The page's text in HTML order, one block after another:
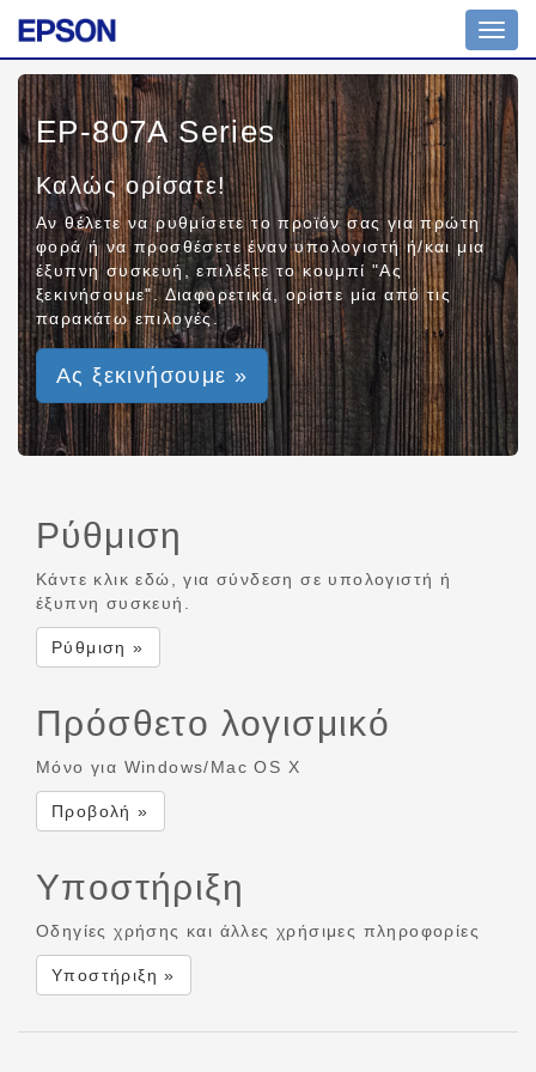
EP-807A Series
Καλώς ορίσατε!
Αν θέλετε να ρυθμίσετε το προϊόν σας για πρώτη
φορά ή να προσθέσετε έναν υπολογιστή ή/και μια
έξυπνη συσκευή, επιλέξτε το κουμπί "Ας
ξεκινήσουμε". Διαφορετικά, ορίστε μία από τις
παρακάτω επιλογές.
Ας ξεκινήσουμε »
Ρύθμιση
Κάντε κλικ εδώ, για σύνδεση σε υπολογιστή ή
έξυπνη συσκευή.
Ρύθμιση »
Πρόσθετο λογισμικό
Μόνο για Windows/Mac OS X
Προβολή »
Υποστήριξη
Οδηγίες χρήσης και άλλες χρήσιμες πληροφορίες
Υποστήριξη »